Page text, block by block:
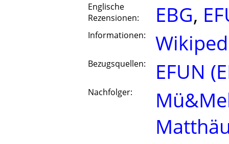
Englische
Rezensionen:
EBG,
Informationen:
Bezugsquellen: EFUN
Nachfolger: